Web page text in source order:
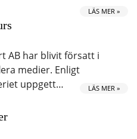
LÄS MER »
AB har blivit försatt i
medier. Enligt
uppgett…
LÄS MER »